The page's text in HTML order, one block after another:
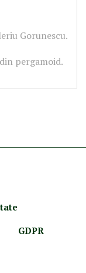
Gorunescu.
pergamoid.
GDPR